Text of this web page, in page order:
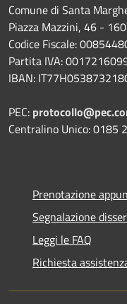
Comune di Santa
Piazza Mazzini, 46 -
Codice Fiscale:
Partita IVA:
IBAN:
PEC:
Centralino Unico: 0185
Prenotazione
Segnalazione
Leggi le FAQ
Richiesta